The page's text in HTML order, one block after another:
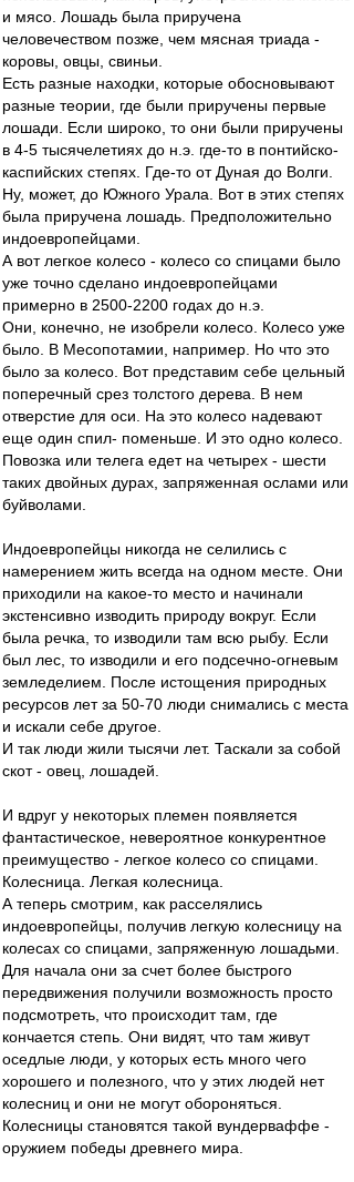
и мясо. Лошадь была приручена
человечеством позже, чем мясная триада -
коровы, овцы, свиньи.
Есть разные находки, которые обосновывают
разные теории, где были приручены первые
лошади. Если широко, то они были приручены
в 4-5 тысячелетиях до н.э. где-то в понтийско-
каспийских степях. Где-то от Дуная до Волги.
Ну, может, до Южного Урала. Вот в этих степях
была приручена лошадь. Предположительно
индоевропейцами.
А вот легкое колесо - колесо со спицами было
уже точно сделано индоевропейцами
примерно в 2500-2200 годах до н.э.
Они, конечно, не изобрели колесо. Колесо уже
было. В Месопотамии, например. Но что это
было за колесо. Вот представим себе цельный
поперечный срез толстого дерева. В нем
отверстие для оси. На это колесо надевают
еще один спил- поменьше. И это одно колесо.
Повозка или телега едет на четырех - шести
таких двойных дурах, запряженная ослами или
буйволами.
Индоевропейцы никогда не селились с
намерением жить всегда на одном месте. Они
приходили на какое-то место и начинали
экстенсивно изводить природу вокруг. Если
была речка, то изводили там всю рыбу. Если
был лес, то изводили и его подсечно-огневым
земледелием. После истощения природных
ресурсов лет за 50-70 люди снимались с места
и искали себе другое.
И так люди жили тысячи лет. Таскали за собой
скот - овец, лошадей.
И вдруг у некоторых племен появляется
фантастическое, невероятное конкурентное
преимущество - легкое колесо со спицами.
Колесница. Легкая колесница.
А теперь смотрим, как расселялись
индоевропейцы, получив легкую колесницу на
колесах со спицами, запряженную лошадьми.
Для начала они за счет более быстрого
передвижения получили возможность просто
подсмотреть, что происходит там, где
кончается степь. Они видят, что там живут
оседлые люди, у которых есть много чего
хорошего и полезного, что у этих людей нет
колесниц и они не могут обороняться.
Колесницы становятся такой вундерваффе -
оружием победы древнего мира.